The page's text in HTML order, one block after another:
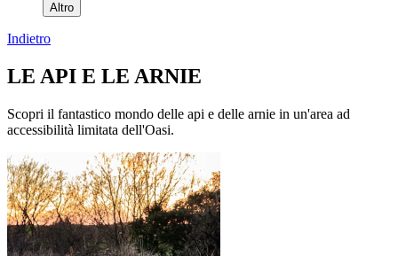
Altro
Indietro
LE API E LE ARNIE
Scopri il fantastico mondo delle api e delle arnie in un'area ad
accessibilità limitata dell'Oasi.